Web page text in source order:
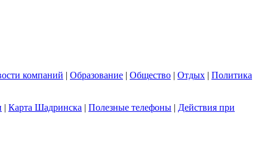
компаний | Образование | Общество | Отдых | Политика
| Карта Шадринска | Полезные телефоны | Действия при